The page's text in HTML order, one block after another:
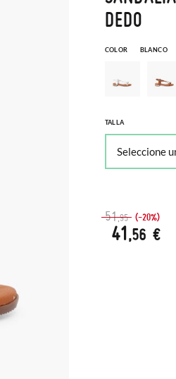
DEDO
COLOR BLANCO
TALLA
51,95 (-20%)
41,56 €